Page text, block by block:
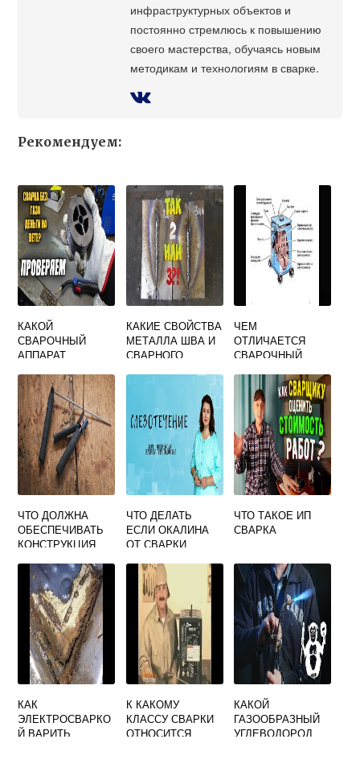
инфраструктурных объектов и
постоянно стремлюсь к повышению
своего мастерства, обучаясь новым
методикам и технологиям в сварке.
Рекомендуем:
КАКОЙ
СВАРОЧНЫЙ
АППАРАТ
НОВИЧКА
КАКИЕ СВОЙСТВА
МЕТАЛЛА ШВА И
СВАРНОГО
ОБЕСПЕЧИВАТЬ
СВАРОЧНЫЕ
МАТЕРИАЛЫ
ЧЕМ
ОТЛИЧАЕТСЯ
СВАРОЧНЫЙ
ОТ СВАРОЧНОГО
ВЫПРЯМИТЕЛЯ
ЧТО ДОЛЖНА
ОБЕСПЕЧИВАТЬ
КОНСТРУКЦИЯ
АТЕЛЯ ДЛЯ
РУЧНОЙ СВАРКИ
ЧТО ДЕЛАТЬ
ЕСЛИ ОКАЛИНА
ОТ СВАРКИ
ЧТО ТАКОЕ ИП
СВАРКА
КАК
ЭЛЕКТРОСВАРКО
Й ВАРИТЬ
К КАКОМУ
КЛАССУ СВАРКИ
ОТНОСИТСЯ
КАКОЙ
ГАЗООБРАЗНЫЙ
УГЛЕВОДОРОД